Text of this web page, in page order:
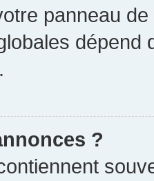
panneau
dépend
?